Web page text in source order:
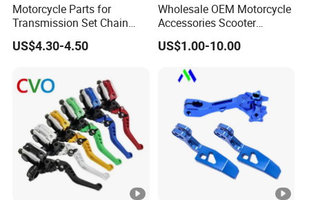
Motorcycle Parts for
Transmission Set Chain
Sprocket Kit for Gn125 Cg-
125 Bm150
US$4.30-4.50
Wholesale OEM Motorcycle
Accessories Scooter
Motorcycle Engine for
Honda/Suzuki/Bajaj/Lifan
Piezas Para Motocicleta
US$1.00-10.00